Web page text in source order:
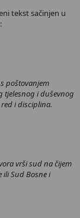
tekst sačinjen u
poštovanjem
tjelesnog i duševnog
i disciplina.
vrši sud na čijem
Sud Bosne i